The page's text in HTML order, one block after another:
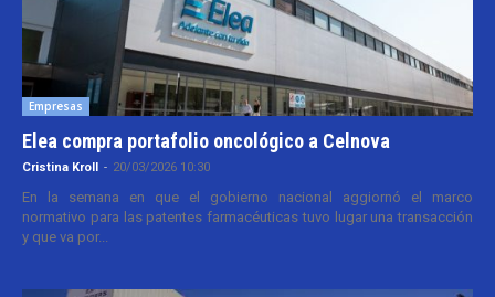
Empresas
Elea compra portafolio oncológico a Celnova
Cristina Kroll - 20/03/2026 10:30
En la semana en que el gobierno nacional aggiornó el marco
normativo para las patentes farmacéuticas tuvo lugar una transacción
y que va por...